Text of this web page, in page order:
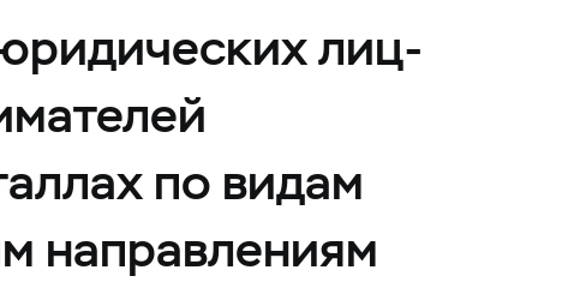
лиц-
по видам
направлениям